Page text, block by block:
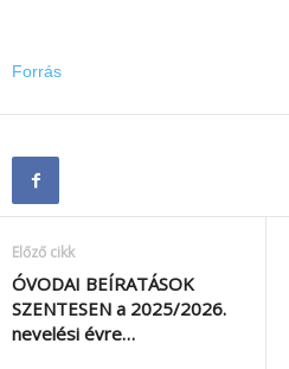
Forrás
Előző cikk
ÓVODAI BEÍRATÁSOK
SZENTESEN a 2025/2026.
nevelési évre…